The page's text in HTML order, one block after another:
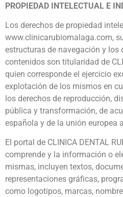
PROPIEDAD INTELECTUAL E
Los derechos de propiedad
www.clinicarubiomalaga.com,
estructuras de navegación y los
contenidos son titularidad de
quien corresponde el ejercicio
explotación de los mismos en
los derechos de reproducción,
pública y transformación, de
española y de la unión europea
El portal de CLINICA DENTAL
comprende y la información o
mismas, incluyen textos,
representaciones gráficas,
como logotipos, marcas,